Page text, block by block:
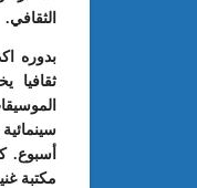
الثقافي.
بدوره
أسبوع.
مكتبة
الدورة 24 للمعرض الجامعي تحت
إلى التميّز”